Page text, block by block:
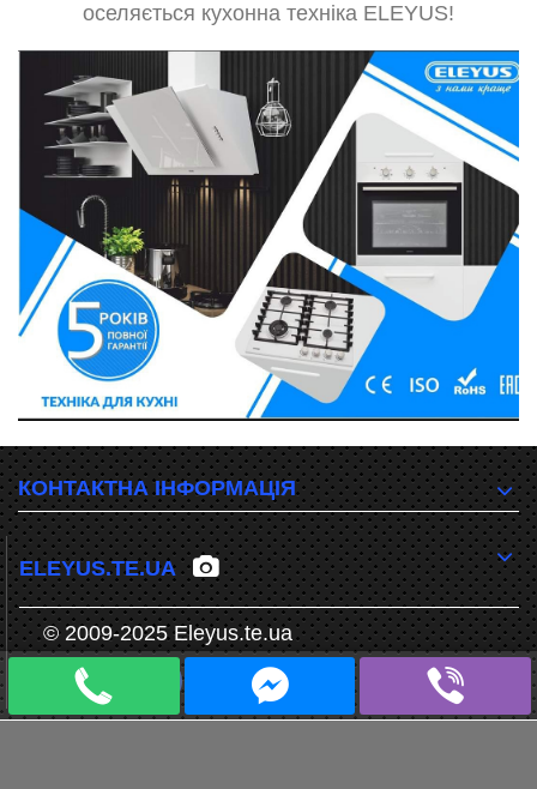
оселяється кухонна техніка ELEYUS!
КОНТАКТНА ІНФОРМАЦІЯ
ELEYUS.TE.UA
© 2009-2025 Eleyus.te.ua